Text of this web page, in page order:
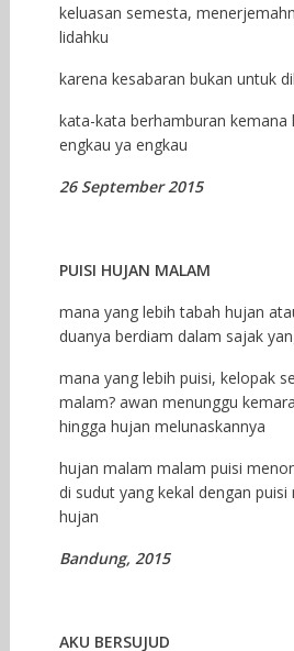
keluasan semesta,
lidahku
karena kesabaran bukan untuk
kata-kata berhamburan kemana
engkau ya engkau
26 September 2015
PUISI HUJAN MALAM
mana yang lebih tabah hujan
duanya berdiam dalam sajak
mana yang lebih puisi, kelopak
malam? awan menunggu
hingga hujan melunaskannya
hujan malam malam puisi
di sudut yang kekal dengan
hujan
Bandung, 2015
AKU BERSUJUD